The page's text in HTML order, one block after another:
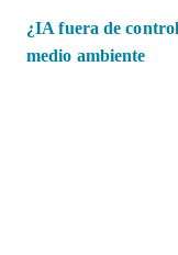
¿IA fuera de
medio ambiente